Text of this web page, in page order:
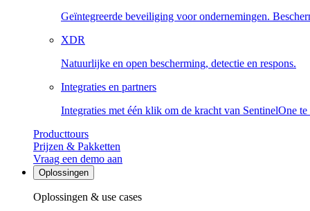
Geïntegreerde beveiliging voor ondernemingen.
XDR
Natuurlijke en open bescherming, detectie en respons.
Integraties en partners
Integraties met één klik om de kracht van SentinelOne te
Producttours
Prijzen & Pakketten
Vraag een demo aan
Oplossingen
Oplossingen & use cases